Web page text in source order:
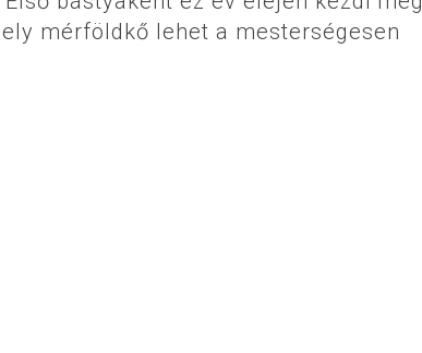
mérföldkő lehet a mesterségesen